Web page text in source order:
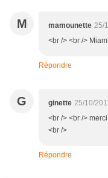
M mamounette 25/
<br /> <br />
Répondre
G ginette 25/10/
<br /> <br />
<br />
Répondre